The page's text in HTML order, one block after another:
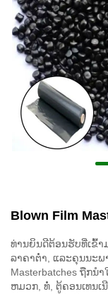
Blown Film
ທ່ານຍິນດີຕ້ອນຮັບທີ່ເຂົ້າ
ລາຄາຕໍ່າ, ແລະຄຸນນະພາ
Masterbatches ຖືກນໍ
ຫມວກ, ທໍ່, ຕູ້ຄອນເທນເ